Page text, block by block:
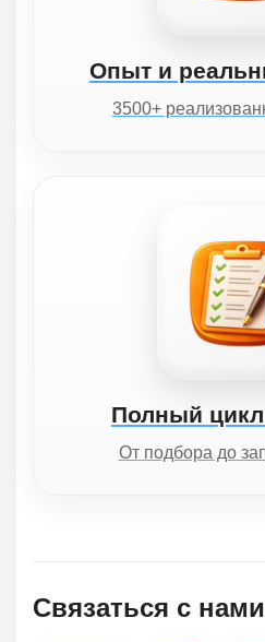
Опыт и
3500+
Полный
От подбора до
Связаться с нами